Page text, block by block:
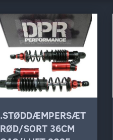
.STØDDÆMPERSÆT
RØD/SORT 36CM